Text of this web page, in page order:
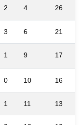
2 4 26
3 6 21
1 9 17
0 10 16
1 11 13